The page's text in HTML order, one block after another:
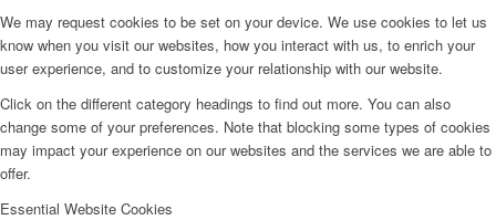
We may request cookies to be set on your device. We use cookies to let us
know when you visit our websites, how you interact with us, to enrich your
user experience, and to customize your relationship with our website.
Click on the different category headings to find out more. You can also
change some of your preferences. Note that blocking some types of cookies
may impact your experience on our websites and the services we are able to
offer.
Essential Website Cookies